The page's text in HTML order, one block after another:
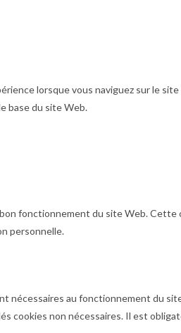
lorsque vous naviguez sur le
base du site Web.
fonctionnement du site Web.
personnelle.
nécessaires au fonctionnement du
cookies non nécessaires. Il est